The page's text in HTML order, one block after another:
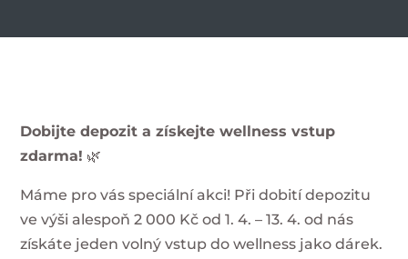
Dobijte depozit a získejte wellness vstup
zdarma! 🌿
Máme pro vás speciální akci! Při dobití depozitu
ve výši alespoň 2 000 Kč od 1. 4. – 13. 4. od nás
získáte jeden volný vstup do wellness jako dárek.